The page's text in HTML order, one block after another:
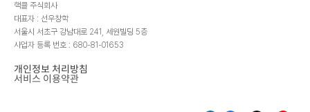
핵클 주식회사
대표자 : 선우창학
서울시 서초구 강남대로 241, 세원빌딩 5층
사업자 등록 번호 : 680-81-01653
개인정보 처리방침
서비스 이용약관